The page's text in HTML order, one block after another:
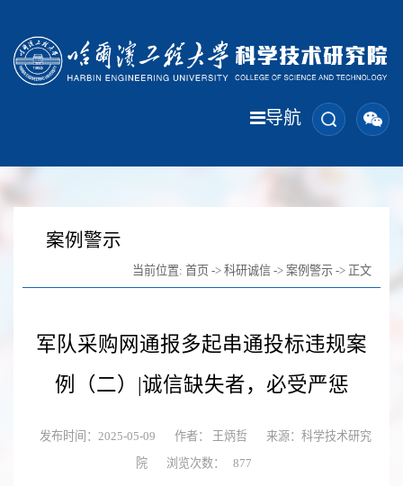
导航
案例警示
当前位置: 首页 -> 科研诚信 -> 案例警示 -> 正文
军队采购网通报多起串通投标违规案
例（二）|诚信缺失者，必受严惩
发布时间：2025-05-09 作者： 王炳哲
来源：科学技术研究
院
浏览次数： 877